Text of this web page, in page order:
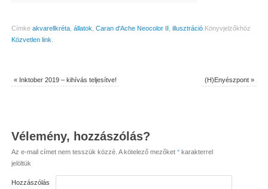
Címke akvarellkréta, állatok Caran d'Ache Neocolor II illusztráció. Könyvjelzőkhöz
Közvetlen link
«Inktober 2019 – kihívás teljesítve! (H)Enyészpont»
Vélemény, hozzászólás?
Az e-mail címet nem tesszük közzé. A kötelező mezőket *karakterrel
jelöltük
Hozzászólás